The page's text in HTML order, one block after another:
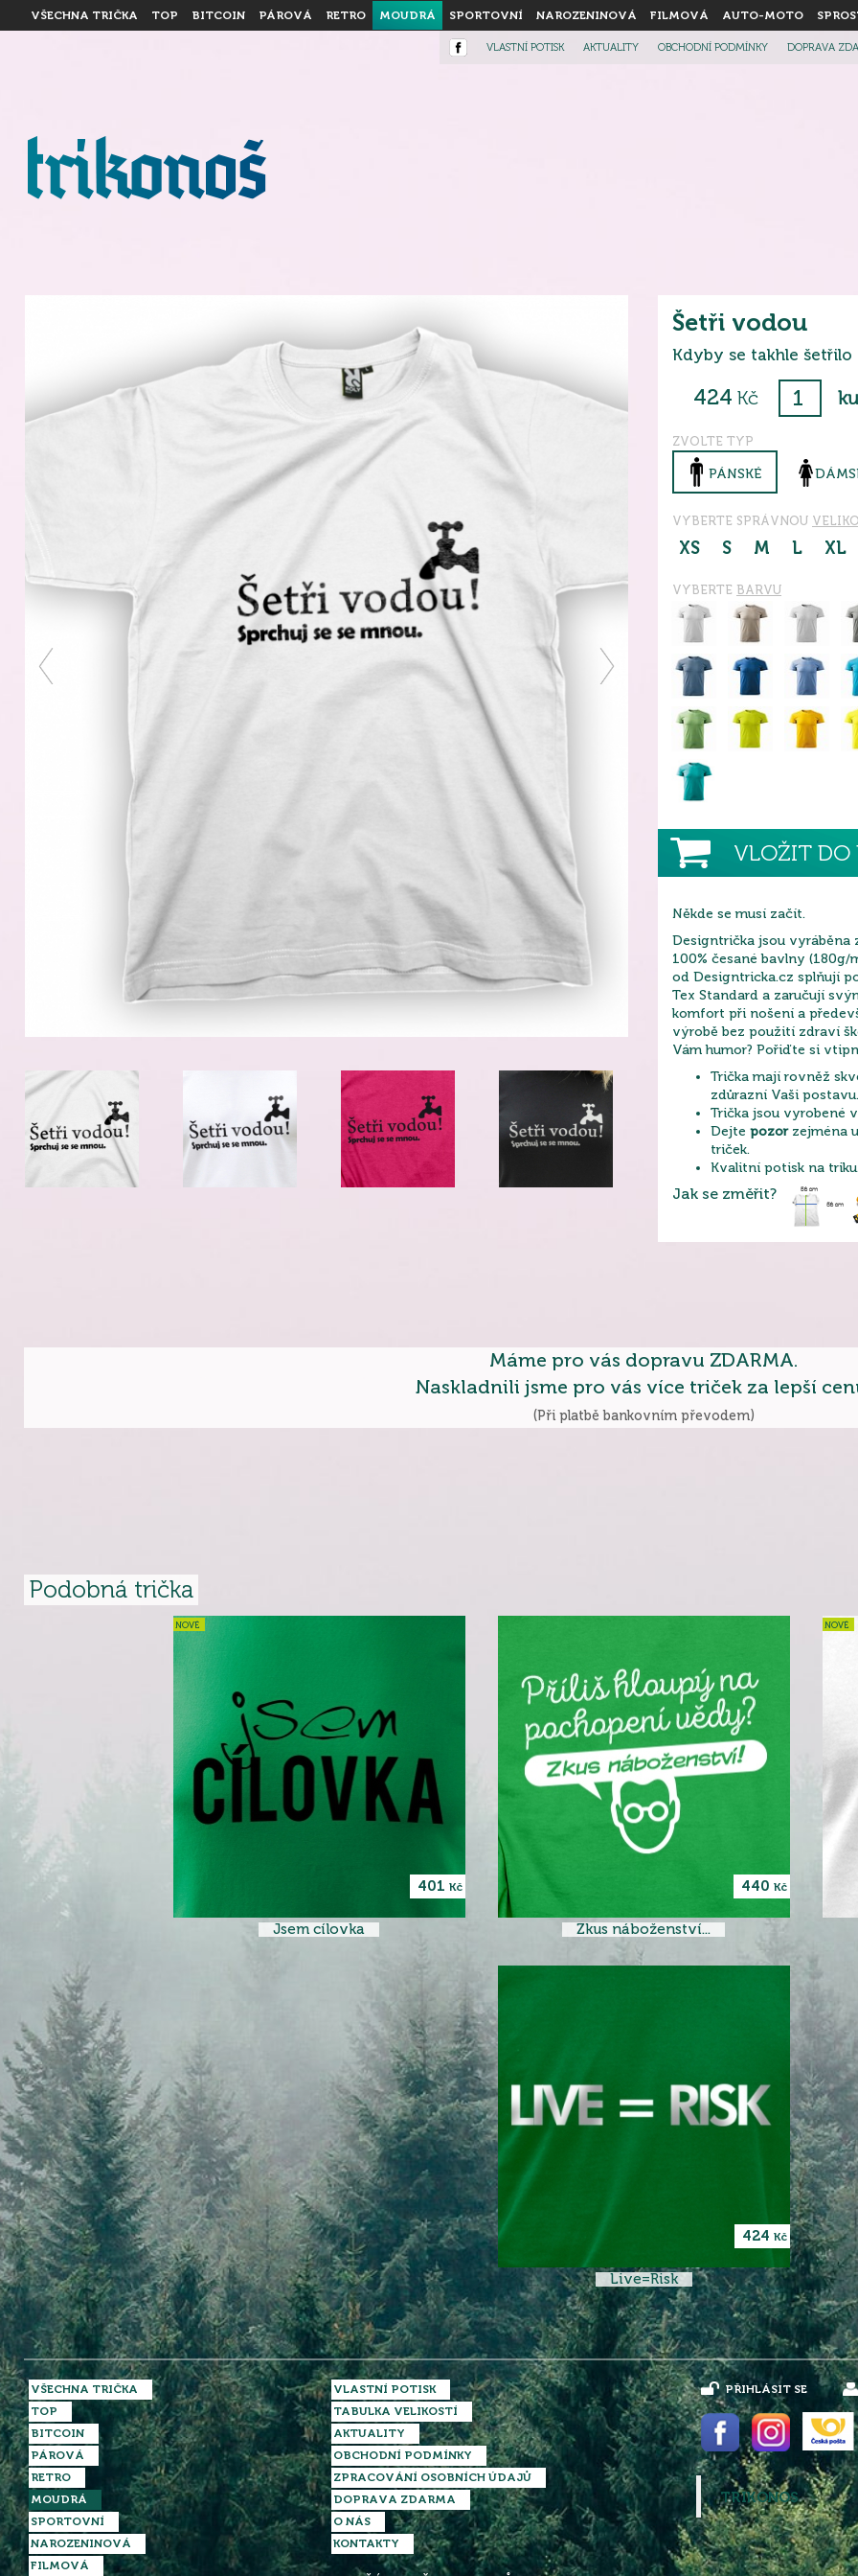
VŠECHNA TRIČKA TOP BITCOIN PÁROVÁ RETRO MOUDRÁ SPORTOVNÍ NAROZENINOVÁ FILMOVÁ AUTO-MOTO
VLASTNÍ POTISK AKTUALITY OBCHODNÍ PODMÍNKY DOPRAVA
Šetři vodou
Kdyby se takhle
424 Kč
ZVOLTE TYP
PÁNSKÉ
VYBERTE SPRÁVNOU
XS S M L XL
VYBERTE BARVU
VLOŽIT DO
Někde se musí začít.
Designtrička jsou vyráběna
100% česané bavlny (180g/
od Designtricka.cz splňují
Tex Standard a zaručují
komfort při nošení a
výrobě bez použití zdraví
Vám humor? Pořiďte si
Trička mají rovněž
zdůrazní Vaši postavu.
Trička jsou vyrobené
Dejte pozorzejména
triček.
Kvalitní potisk na
Jak se změřit?
Máme pro vás dopravu ZDARMA.
Naskladnili jsme pro vás více triček za lepší
(Při platbě bankovním převodem)
Podobná trička
401 Kč
Jsem cílovka
NOVÉ
440 Kč
Zkus náboženství...
NOVÉ
424 Kč
Live=Risk
VŠECHNA TRIČKA
TOP
BITCOIN
PÁROVÁ
RETRO
MOUDRÁ
SPORTOVNÍ
NAROZENINOVÁ
FILMOVÁ
VLASTNÍ POTISK
TABULKA VELIKOSTÍ
AKTUALITY
OBCHODNÍ PODMÍNKY
ZPRACOVÁNÍ OSOBNÍCH ÚDAJŮ
DOPRAVA ZDARMA
O NÁS
KONTAKTY
PŘIHLÁSIT SE
TRIKONOS